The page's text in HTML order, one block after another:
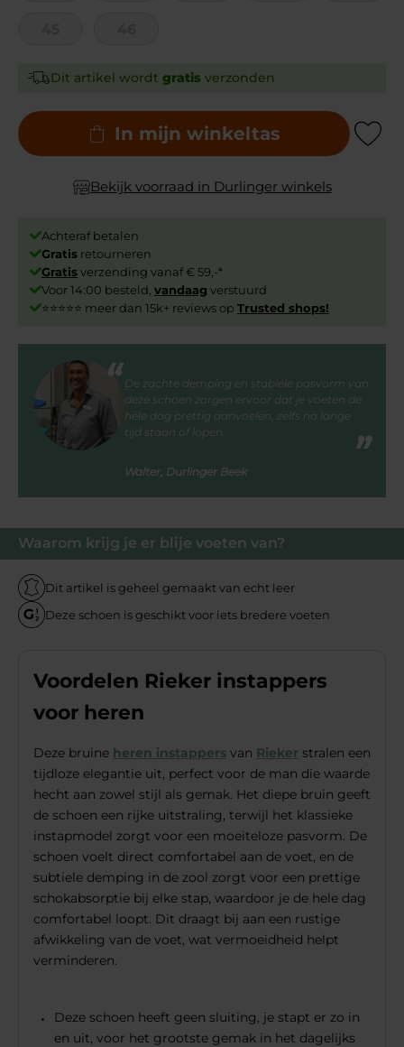
Waarom krijg je er blije voeten van?
Dit artikel is geheel gemaakt van echt leer
Deze schoen is geschikt voor iets bredere voeten
Voordelen Rieker instappers
voor heren
Deze bruine heren instappers van Rieker stralen een
tijdloze elegantie uit, perfect voor de man die waarde
hecht aan zowel stijl als gemak. Het diepe bruin geeft
de schoen een rijke uitstraling, terwijl het klassieke
instapmodel zorgt voor een moeiteloze pasvorm. De
schoen voelt direct comfortabel aan de voet, en de
subtiele demping in de zool zorgt voor een prettige
schokabsorptie bij elke stap, waardoor je de hele dag
comfortabel loopt. Dit draagt bij aan een rustige
afwikkeling van de voet, wat vermoeidheid helpt
verminderen.
Deze schoen heeft geen sluiting, je stapt er zo in
en uit, voor het grootste gemak in het dagelijks
Dit artikel wordt gratis verzonden
In mijn winkeltas Add to
Bekijk voorraad in Durlinger winkels
Achteraf betalen
Gratis retourneren
Gratisverzending vanaf € 59,-*
Voor 14:00 besteld, vandaag verstuurd
⭐⭐⭐⭐⭐ meer dan 15k+ reviews op Trusted shops!
De zachte demping en stabiele pasvorm van
deze schoen zorgen ervoor dat je voeten de
hele dag prettig aanvoelen, zelfs na lange
tijd staan of lopen.
Walter, Durlinger Beek